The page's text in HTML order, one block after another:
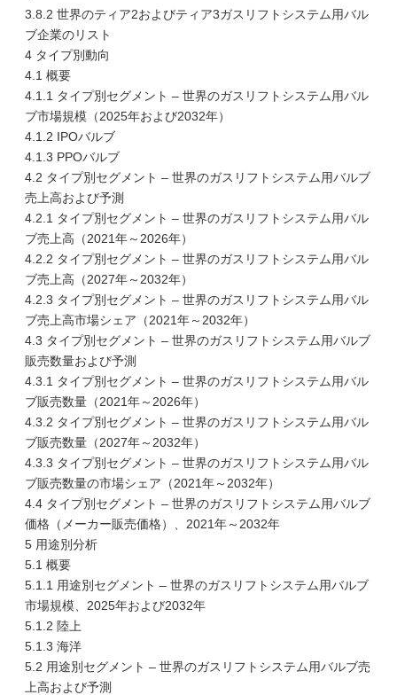
3.8.2 世界のティア2およびティア3ガスリフトシステム用バル
ブ企業のリスト
4 タイプ別動向
4.1 概要
4.1.1 タイプ別セグメント – 世界のガスリフトシステム用バル
ブ市場規模（2025年および2032年）
4.1.2 IPOバルブ
4.1.3 PPOバルブ
4.2 タイプ別セグメント – 世界のガスリフトシステム用バルブ
売上高および予測
4.2.1 タイプ別セグメント – 世界のガスリフトシステム用バル
ブ売上高（2021年～2026年）
4.2.2 タイプ別セグメント – 世界のガスリフトシステム用バル
ブ売上高（2027年～2032年）
4.2.3 タイプ別セグメント – 世界のガスリフトシステム用バル
ブ売上高市場シェア（2021年～2032年）
4.3 タイプ別セグメント – 世界のガスリフトシステム用バルブ
販売数量および予測
4.3.1 タイプ別セグメント – 世界のガスリフトシステム用バル
ブ販売数量（2021年～2026年）
4.3.2 タイプ別セグメント – 世界のガスリフトシステム用バル
ブ販売数量（2027年～2032年）
4.3.3 タイプ別セグメント – 世界のガスリフトシステム用バル
ブ販売数量の市場シェア（2021年～2032年）
4.4 タイプ別セグメント – 世界のガスリフトシステム用バルブ
価格（メーカー販売価格）、2021年～2032年
5 用途別分析
5.1 概要
5.1.1 用途別セグメント – 世界のガスリフトシステム用バルブ
市場規模、2025年および2032年
5.1.2 陸上
5.1.3 海洋
5.2 用途別セグメント – 世界のガスリフトシステム用バルブ売
上高および予測